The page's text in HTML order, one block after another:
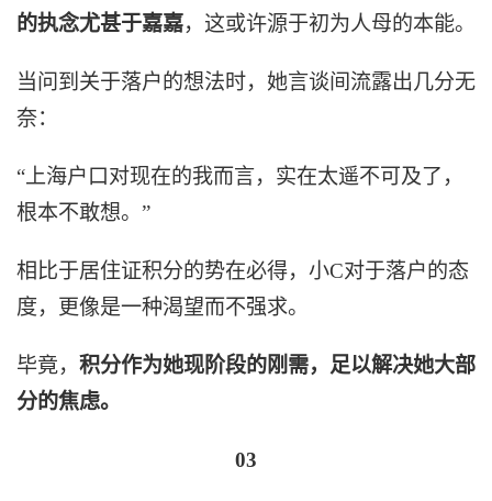
的执念尤甚于嘉嘉，这或许源于初为人母的本能。
当问到关于落户的想法时，她言谈间流露出几分无
奈：
“上海户口对现在的我而言，实在太遥不可及了，
根本不敢想。”
相比于居住证积分的势在必得，小C对于落户的态
度，更像是一种渴望而不强求。
毕竟， 积分作为她现阶段的刚需，足以解决她大部
分的焦虑。
03